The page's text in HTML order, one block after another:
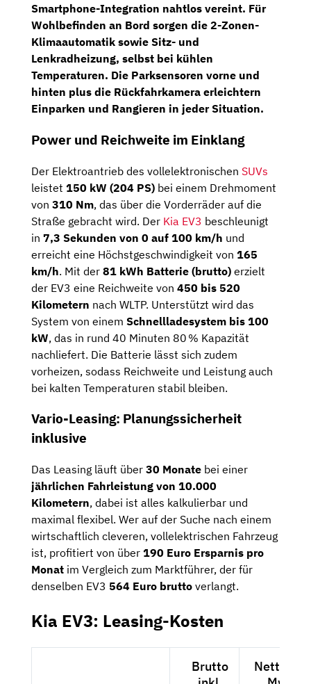
Smartphone-Integration nahtlos vereint. Für
Wohlbefinden an Bord sorgen die 2-Zonen-
Klimaautomatik sowie Sitz- und
Lenkradheizung, selbst bei kühlen
Temperaturen. Die Parksensoren vorne und
hinten plus die Rückfahrkamera erleichtern
Einparken und Rangieren in jeder Situation.
Power und Reichweite im Einklang
Der Elektroantrieb des vollelektronischen SUVs
leistet 150 kW (204 PS) bei einem Drehmoment
von 310 Nm, das über die Vorderräder auf die
Straße gebracht wird. Der Kia EV3 beschleunigt
in 7,3 Sekunden von 0 auf 100 km/h und
erreicht eine Höchstgeschwindigkeit von 165
km/h. Mit der 81 kWh Batterie (brutto) erzielt
der EV3 eine Reichweite von 450 bis 520
Kilometern nach WLTP. Unterstützt wird das
System von einem Schnellladesystem bis 100
kW, das in rund 40 Minuten 80 % Kapazität
nachliefert. Die Batterie lässt sich zudem
vorheizen, sodass Reichweite und Leistung auch
bei kalten Temperaturen stabil bleiben.
Vario-Leasing: Planungssicherheit
inklusive
Das Leasing läuft über 30 Monate bei einer
jährlichen Fahrleistung von 10.000
Kilometern, dabei ist alles kalkulierbar und
maximal flexibel. Wer auf der Suche nach einem
wirtschaftlich cleveren, vollelektrischen Fahrzeug
ist, profitiert von über 190 Euro Ersparnis pro
Monat im Vergleich zum Marktführer, der für
denselben EV3 564 Euro brutto verlangt.
Kia EV3: Leasing-Kosten
Brutto
Netto